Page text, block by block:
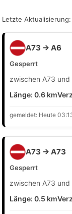
Letzte Aktualisierung:
A73 → A6
Gesperrt
zwischen A73 und
Länge: 0.6 km
gemeldet: Heute
A73 → A73
Gesperrt
zwischen A73 und
Länge: 0.5 km